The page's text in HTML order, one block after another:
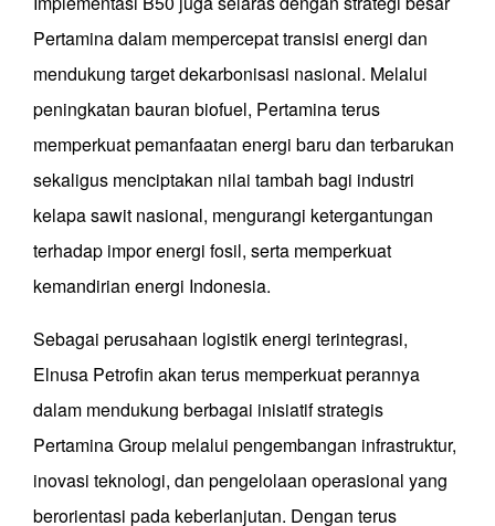
Pertamina dalam mempercepat transisi energi dan
mendukung target dekarbonisasi nasional. Melalui
peningkatan bauran biofuel, Pertamina terus
memperkuat pemanfaatan energi baru dan terbarukan
sekaligus menciptakan nilai tambah bagi industri
kelapa sawit nasional, mengurangi ketergantungan
terhadap impor energi fosil, serta memperkuat
kemandirian energi Indonesia.
Sebagai perusahaan logistik energi terintegrasi,
Elnusa Petrofin akan terus memperkuat perannya
dalam mendukung berbagai inisiatif strategis
Pertamina Group melalui pengembangan infrastruktur,
inovasi teknologi, dan pengelolaan operasional yang
berorientasi pada keberlanjutan. Dengan terus